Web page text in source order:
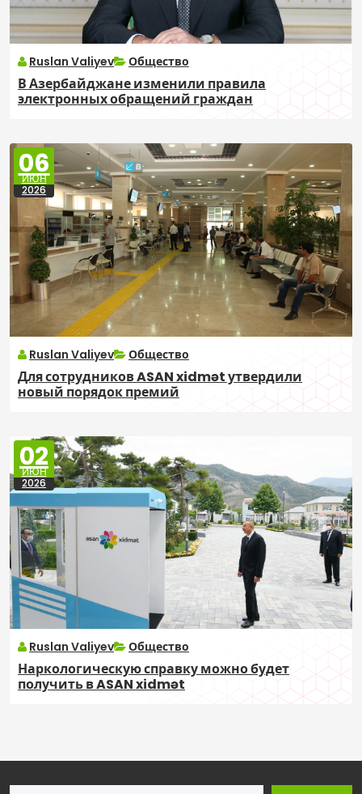
Ruslan Valiyev Общество
В Азербайджане изменили правила
электронных обращений граждан
06
ИЮН
2026
Ruslan Valiyev Общество
Для сотрудников ASAN xidmət утвердили
новый порядок премий
02
ИЮН
2026
Ruslan Valiyev Общество
Наркологическую справку можно будет
получить в ASAN xidmət